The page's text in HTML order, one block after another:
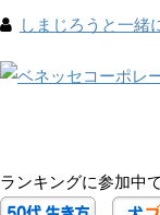
しまじろうと一緒
ランキングに参加中